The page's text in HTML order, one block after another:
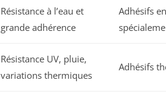
Résistance à l’eau et
grande adhérence
Adhésifs
Résistance UV, pluie,
variations thermiques
Adhésifs